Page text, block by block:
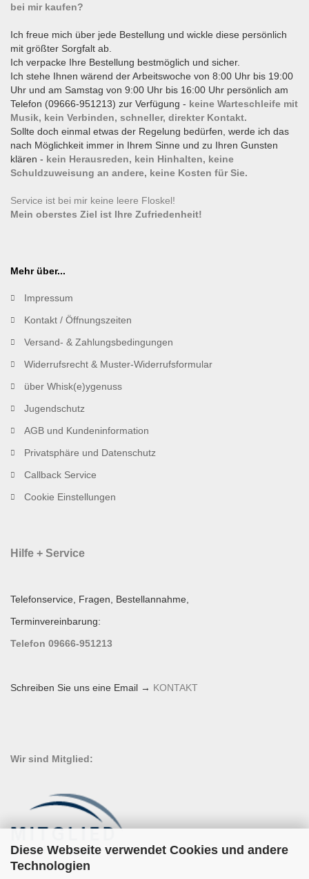
Diese Webseite verwendet Cookies und andere
Technologien
bei mir kaufen?
Ich freue mich über jede Bestellung und wickle diese persönlich
mit größter Sorgfalt ab.
Ich verpacke Ihre Bestellung bestmöglich und sicher.
Ich stehe Ihnen wärend der Arbeitswoche von 8:00 Uhr bis 19:00
Uhr und am Samstag von 9:00 Uhr bis 16:00 Uhr persönlich am
Telefon (09666-951213) zur Verfügung - keine Warteschleife mit
Musik, kein Verbinden, schneller, direkter Kontakt.
Sollte doch einmal etwas der Regelung bedürfen, werde ich das
nach Möglichkeit immer in Ihrem Sinne und zu Ihren Gunsten
klären - kein Herausreden, kein Hinhalten, keine
Schuldzuweisung an andere, keine Kosten für Sie.
Service ist bei mir keine leere Floskel!
Mein oberstes Ziel ist Ihre Zufriedenheit!
Mehr über...
Impressum
Kontakt / Öffnungszeiten
Versand- & Zahlungsbedingungen
Widerrufsrecht & Muster-Widerrufsformular
über Whisk(e)ygenuss
Jugendschutz
AGB und Kundeninformation
Privatsphäre und Datenschutz
Callback Service
Cookie Einstellungen
Hilfe + Service
Telefonservice, Fragen, Bestellannahme,
Terminvereinbarung:
Telefon 09666-951213
Schreiben Sie uns eine Email → KONTAKT
Wir sind Mitglied: